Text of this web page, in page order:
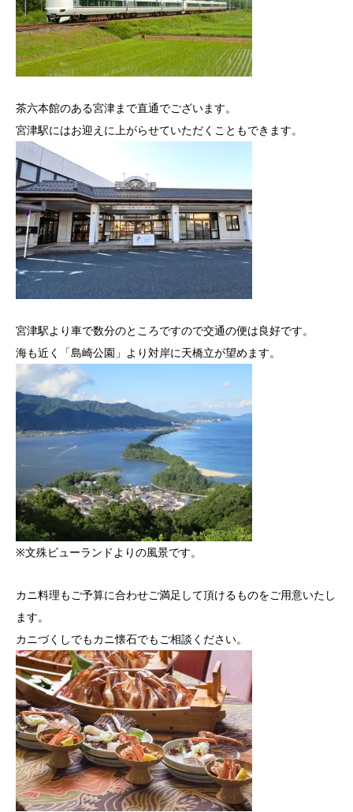
茶六本館のある宮津まで直通でございます。
宮津駅にはお迎えに上がらせていただくこともできます。
宮津駅より車で数分のところですので交通の便は良好です。
海も近く「島崎公園」より対岸に天橋立が望めます。
※文殊ビューランドよりの風景です。
カニ料理もご予算に合わせご満足して頂けるものをご用意いたし
ます。
カニづくしでもカニ懐石でもご相談ください。